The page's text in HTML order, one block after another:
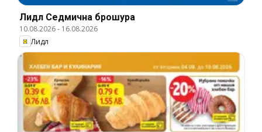
Лидл Cедмична брошура
10.08.2026- 16.08.2026
Лидл